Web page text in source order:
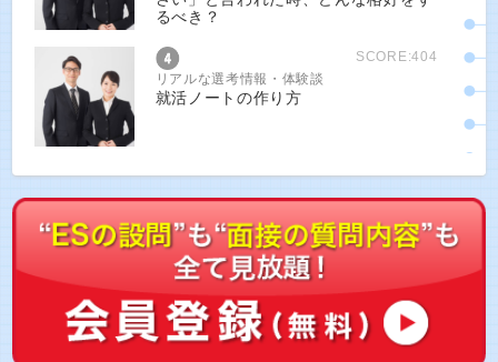
るべき？
SCORE:404
リアルな選考情報・体験談
就活ノートの作り方